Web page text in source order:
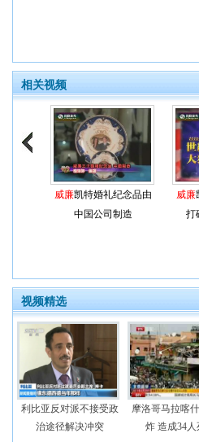
相关视频
威廉凯特婚礼纪念品由
中国公司制造
威廉
打
视频精选
利比亚反对派不接受政
治途径解决冲突
摩洛哥马拉喀
炸 造成34人